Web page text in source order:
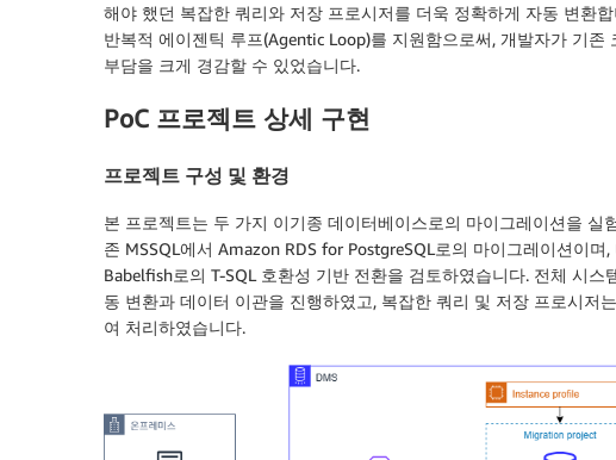
해야 했던 복잡한 쿼리와 저장 프로시저를 더욱 정확하게 자동 변환
반복적 에이젠틱 루프(Agentic Loop)를 지원함으로써, 개발자가 기
부담을 크게 경감할 수 있었습니다.
PoC 프로젝트 상세 구현
프로젝트 구성 및 환경
본 프로젝트는 두 가지 이기종 데이터베이스로의 마이그레이션을 실
존 MSSQL에서 Amazon RDS for PostgreSQL로의 마이그레이션이
Babelfish로의 T-SQL 호환성 기반 전환을 검토하였습니다. 전체 시
동 변환과 데이터 이관을 진행하였고, 복잡한 쿼리 및 저장 프로시저
여 처리하였습니다.